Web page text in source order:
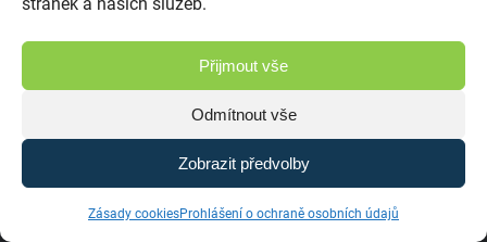
Přijmout vše
Odmítnout vše
Zobrazit předvolby
Zásady cookiesProhlášení o ochraně osobních údajů
přistupoval s respektem
Marcel Dlesk mi v Pace nedal
sebemenší příležitost ho předjet,
vypráví Lukáš Musil.
18. 9. 2024
XXIII. Global Assistance Setkání